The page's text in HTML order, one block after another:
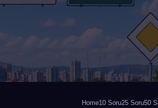
Home10 Soru25 Soru50